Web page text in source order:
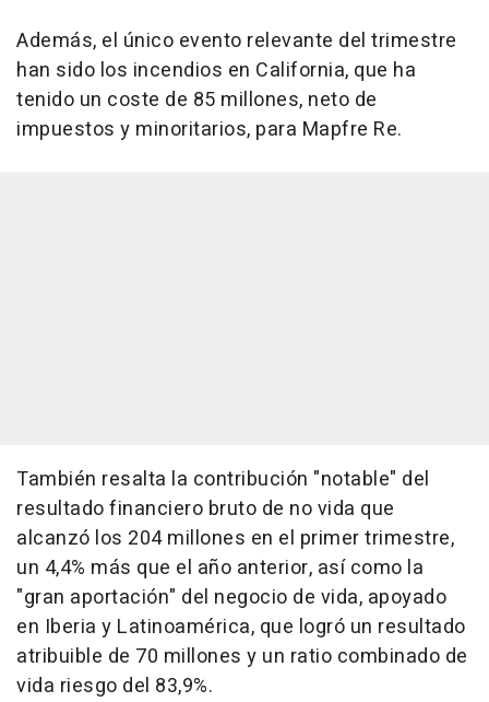
Además, el único evento relevante del trimestre
han sido los incendios en California, que ha
tenido un coste de 85 millones, neto de
impuestos y minoritarios, para Mapfre Re.
También resalta la contribución "notable" del
resultado financiero bruto de no vida que
alcanzó los 204 millones en el primer trimestre,
un 4,4% más que el año anterior, así como la
"gran aportación" del negocio de vida, apoyado
en Iberia y Latinoamérica, que logró un resultado
atribuible de 70 millones y un ratio combinado de
vida riesgo del 83,9%.